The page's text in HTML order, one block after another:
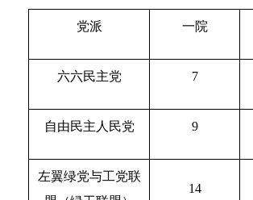
党派 一院
六六民主党 7
自由民主人民党 9
左翼绿党与工党联
14